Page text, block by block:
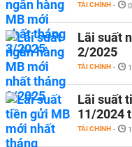
TÀI CHÍNH -
Lãi suất
2/2025
TÀI CHÍNH -
Lãi suất
11/2024
TÀI CHÍNH -